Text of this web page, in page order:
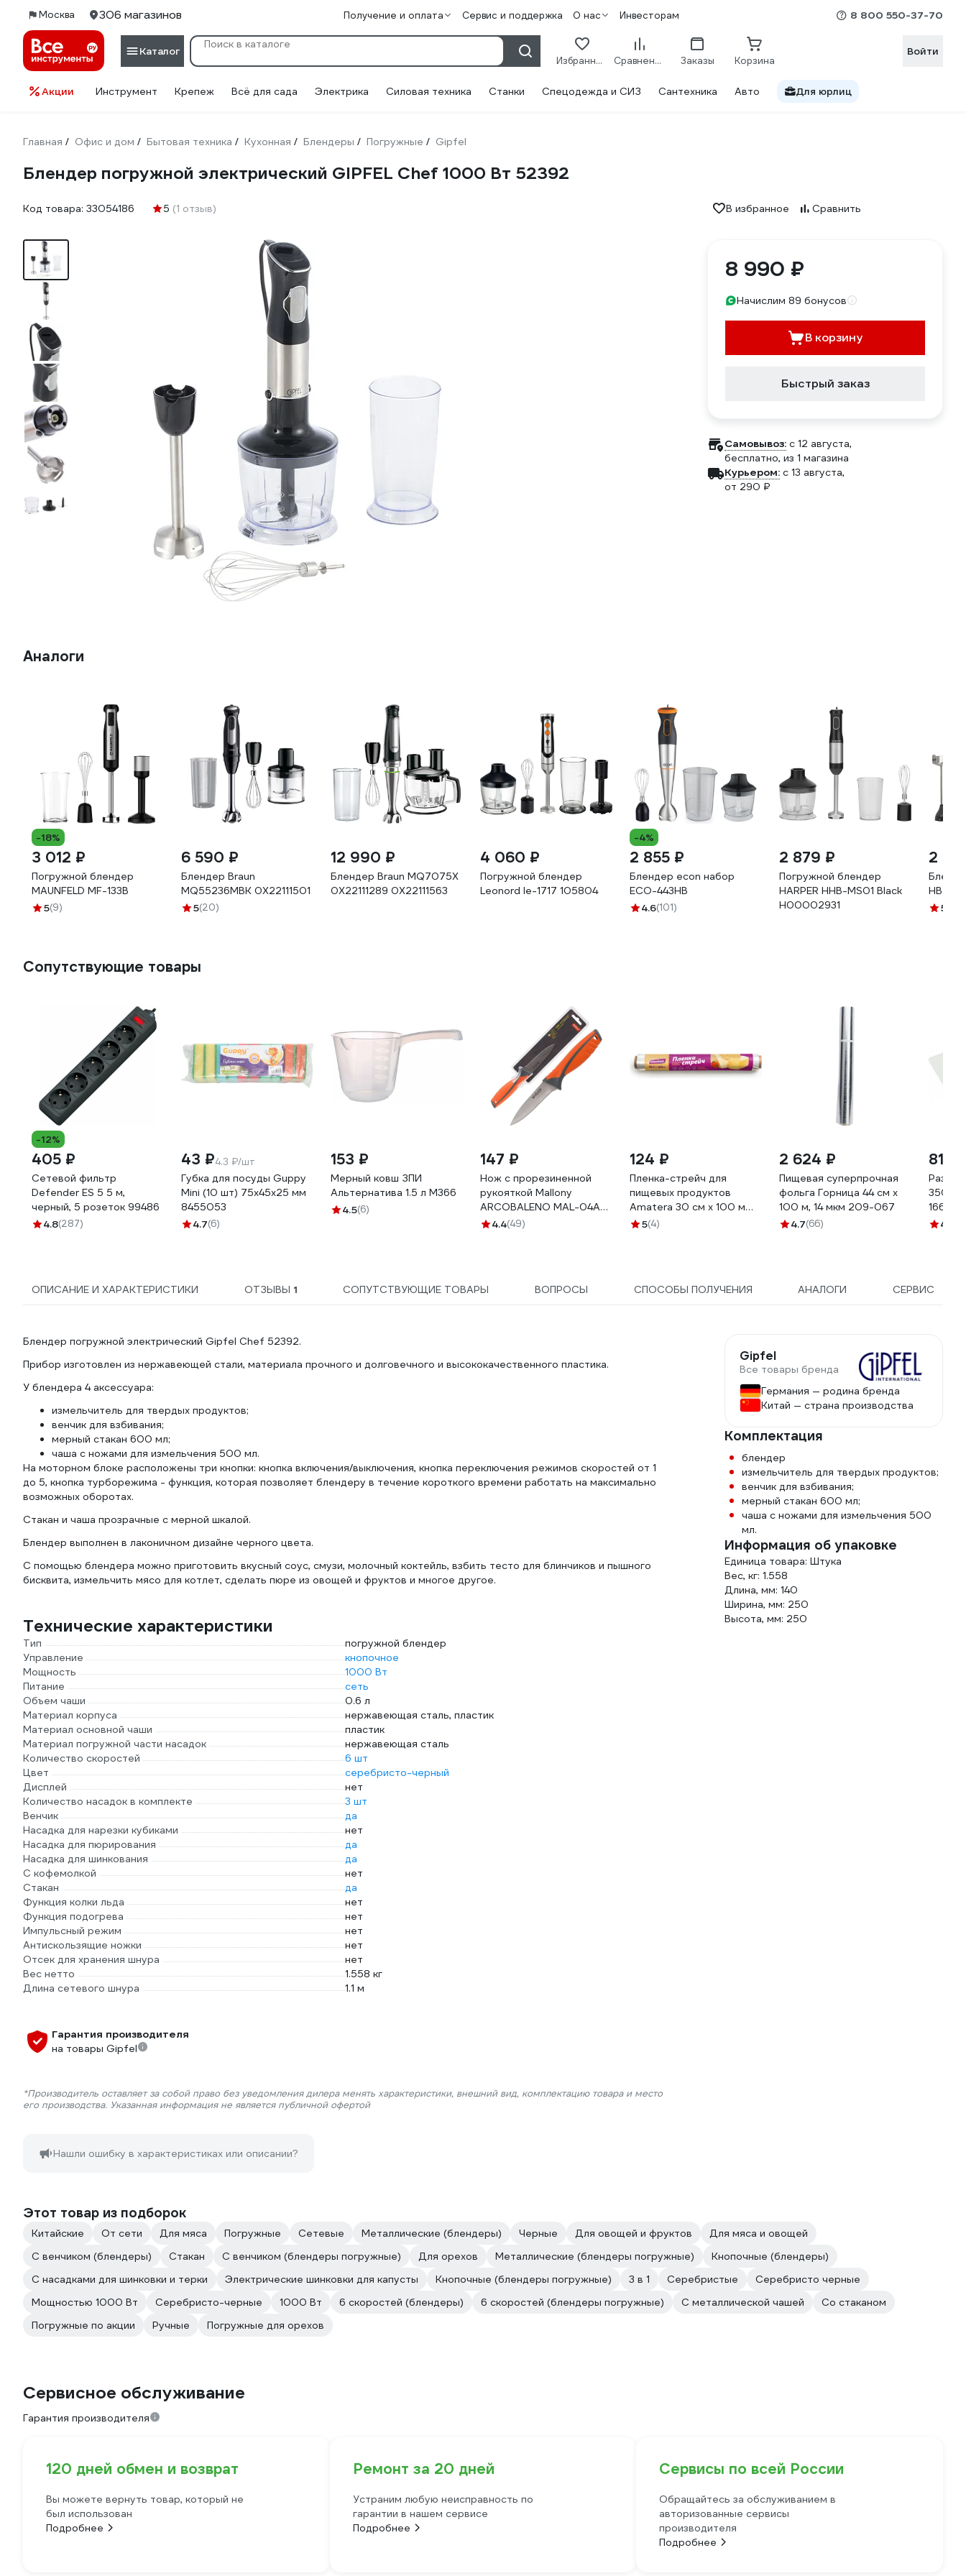
Москва 306 магазинов Получение и оплата Сервис и поддержка О нас Инвесторам 8 800 550-37-70
Каталог
Избранное Сравнение Заказы Корзина
Войти
Акции Инструмент Крепеж Всё для сада Электрика Силовая техника Станки Спецодежда и СИЗ Сантехника Авто Для юрлиц
Главная / Офис и дом / Бытовая техника / Кухонная / Блендеры / Погружные / Gipfel
Блендер погружной электрический GIPFEL Chef 1000 Вт 52392
Код товара: 33054186 5 (1 отзыв) В избранное Сравнить
8 990 ₽
Начислим 89 бонусов
В корзину
Быстрый заказ
Самовывоз: c 12 августа,
бесплатно, из 1 магазина
Курьером: c 13 августа,
от 290 ₽
Аналоги
-18%
3 012 ₽
Погружной блендер
MAUNFELD MF-133B
5(9)
6 590 ₽
Блендер Braun
MQ55236MBK 0X22111501
5(20)
12 990 ₽
Блендер Braun MQ7075X
0X22111289 0X22111563
4 060 ₽
Погружной блендер
Leonord le-1717 105804
-4%
2 855 ₽
Блендер econ набор
ECO-443HB
4.6(101)
2 879 ₽
Погружной блендер
HARPER HHB-MS01 Black
H00002931
2
HB5016
5
Сопутствующие товары
-12%
405 ₽
Сетевой фильтр
Defender ES 5 5 м,
черный, 5 розеток 99486
4.8(287)
43 ₽4.3 ₽/шт
Губка для посуды Guppy
Mini (10 шт) 75x45x25 мм
8455053
4.7(6)
153 ₽
Мерный ковш ЗПИ
Альтернатива 1.5 л М366
4.5(6)
147 ₽
Нож с прорезиненной
рукояткой Mallony
ARCOBALENO MAL-04AR
для овощей, 9,5 см 00
4.4(49)
124 ₽
Пленка-стрейч для
пищевых продуктов
Amatera 30 см x 100 м
AMA3106
5(4)
2 624 ₽
Пищевая суперпрочная
фольга Горница 44 см х
100 м, 14 мкм 209-067
4.7(66)
810
166674
4.3
ОПИСАНИЕ И ХАРАКТЕРИСТИКИ ОТЗЫВЫ 1 СОПУТСТВУЮЩИЕ ТОВАРЫ ВОПРОСЫ СПОСОБЫ ПОЛУЧЕНИЯ АНАЛОГИ СЕРВИС
Блендер погружной электрический Gipfel Chef 52392.
Прибор изготовлен из нержавеющей стали, материала прочного и долговечного и высококачественного пластика.
У блендера 4 аксессуара:
измельчитель для твердых продуктов;
венчик для взбивания;
мерный стакан 600 мл;
чаша с ножами для измельчения 500 мл.
На моторном блоке расположены три кнопки: кнопка включения/выключения, кнопка переключения режимов скоростей от 1
до 5, кнопка турборежима - функция, которая позволяет блендеру в течение короткого времени работать на максимально
возможных оборотах.
Стакан и чаша прозрачные с мерной шкалой.
Блендер выполнен в лаконичном дизайне черного цвета.
С помощью блендера можно приготовить вкусный соус, смузи, молочный коктейль, взбить тесто для блинчиков и пышного
бисквита, измельчить мясо для котлет, сделать пюре из овощей и фруктов и многое другое.
Технические характеристики
Тип
погружной блендер
Управление
кнопочное
Мощность
1000 Вт
Питание
сеть
Объем чаши
0.6 л
Материал корпуса
нержавеющая сталь, пластик
Материал основной чаши
пластик
Материал погружной части насадок
нержавеющая сталь
Количество скоростей
6 шт
Цвет
серебристо-черный
Дисплей
нет
Количество насадок в комплекте
3 шт
Венчик
да
Насадка для нарезки кубиками
нет
Насадка для пюрирования
да
Насадка для шинкования
да
С кофемолкой
нет
Стакан
да
Функция колки льда
нет
Функция подогрева
нет
Импульсный режим
нет
Антискользящие ножки
нет
Отсек для хранения шнура
нет
Вес нетто
1.558 кг
Длина сетевого шнура
1.1 м
Гарантия производителя
на товары Gipfel
*Производитель оставляет за собой право без уведомления дилера менять характеристики, внешний вид, комплектацию товара и место
его производства. Указанная информация не является публичной офертой
Нашли ошибку в характеристиках или описании?
Gipfel
Все товары бренда
Германия — родина бренда
Китай — страна производства
Комплектация
блендер
измельчитель для твердых продуктов;
венчик для взбивания;
мерный стакан 600 мл;
чаша с ножами для измельчения 500
мл.
Информация об упаковке
Единица товара: Штука
Вес, кг: 1.558
Длина, мм: 140
Ширина, мм: 250
Высота, мм: 250
Этот товар из подборок
Китайские От сети Для мяса Погружные Сетевые Металлические (блендеры) Черные Для овощей и фруктов
Для мяса и овощей
С венчиком (блендеры)
Стакан С венчиком (блендеры погружные) Для орехов Металлические (блендеры погружные)
Кнопочные (блендеры)
С насадками для шинковки и терки
Электрические шинковки для капусты Кнопочные (блендеры погружные) 3 в 1 Серебристые
Серебристо черные
Мощностью 1000 Вт
Серебристо-черные 1000 Вт 6 скоростей (блендеры) 6 скоростей (блендеры погружные) С металлической чашей
Со стаканом
Погружные по акции
Ручные Погружные для орехов
Сервисное обслуживание
Гарантия производителя
120 дней обмен и возврат
Вы можете вернуть товар, который не
был использован
Подробнее
Ремонт за 20 дней
Устраним любую неисправность по
гарантии в нашем сервисе
Подробнее
Сервисы по всей России
Обращайтесь за обслуживанием в
авторизованные сервисы
производителя
Подробнее